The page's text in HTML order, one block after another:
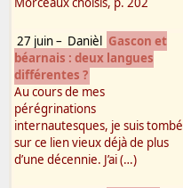
27 juin– Danièl Gascon et
béarnais : deux langues
différentes ?
Au cours de mes
pérégrinations
internautesques, je suis tombé
sur ce lien vieux déjà de plus
d’une décennie. J’ai (…)